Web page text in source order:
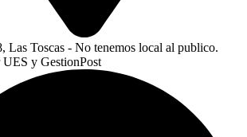
Las Toscas - No tenemos local al publico.
y GestionPost